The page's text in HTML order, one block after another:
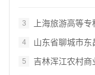
3 上海旅游高等
4 山东省聊城市
5 吉林浑江农村